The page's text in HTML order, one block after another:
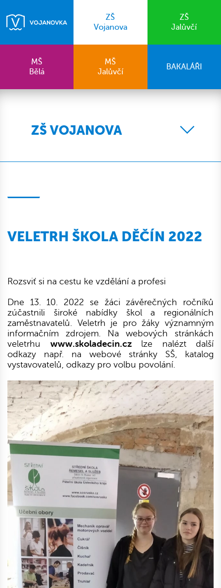
ZŠ
Vojanova
ZŠ
Jalůvčí
MŠ
Bělá
MŠ
Jalůvčí
BAKALÁŘI
ZŠ VOJANOVA
VELETRH ŠKOLA DĚČÍN 2022
Rozsviť si na cestu ke vzdělání a profesi
Dne 13. 10. 2022 se žáci závěrečných ročníků
zúčastnili široké nabídky škol a regionálních
zaměstnavatelů. Veletrh je pro žáky významným
informačním zdrojem. Na webových stránkách
veletrhu www.skoladecin.czlze nalézt další
odkazy např. na webové stránky SŠ, katalog
vystavovatelů, odkazy pro volbu povolání.